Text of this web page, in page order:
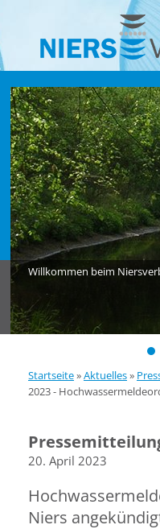
Willkommen beim
Startseite»Aktuelles»
2023 -
20. April 2023
Niers